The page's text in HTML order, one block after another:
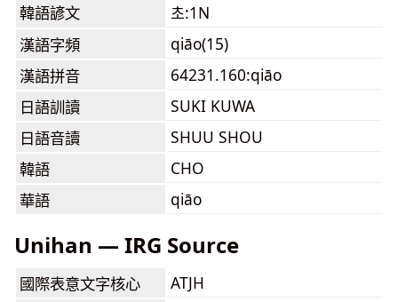
韓語諺文
초:1N
漢語字頻
qiāo(15)
漢語拼音
64231.160:qiāo
日語訓讀
SUKI KUWA
日語音讀
SHUU SHOU
韓語
CHO
華語
qiāo
Unihan — IRG Source
國際表意文字核心
ATJH